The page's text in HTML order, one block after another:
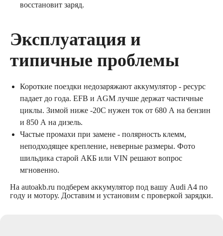
восстановит заряд.
Эксплуатация и
типичные проблемы
Короткие поездки недозаряжают аккумулятор - ресурс
падает до года. EFB и AGM лучше держат частичные
циклы. Зимой ниже -20C нужен ток от 680 А на бензин
и 850 А на дизель.
Частые промахи при замене - полярность клемм,
неподходящее крепление, неверные размеры. Фото
шильдика старой АКБ или VIN решают вопрос
мгновенно.
На autoakb.ru подберем аккумулятор под вашу Audi A4 по
году и мотору. Доставим и установим с проверкой зарядки.